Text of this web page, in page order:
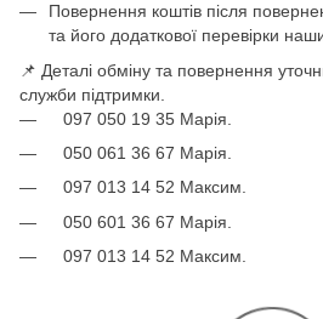
Повернення коштів після
та його додаткової перевірки
📌 Деталі обміну та повернення
служби підтримки.
097 050 19 35 Марія.
050 061 36 67 Марія.
097 013 14 52 Максим.
050 601 36 67 Марія.
097 013 14 52 Максим.